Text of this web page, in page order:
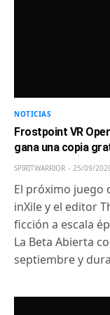
NOTICIAS
Frostpoint VR
gana una copia
SPIRITWARRIOR 25/09/
El próximo juego
inXile y el editor
ficción a escala
La Beta Abierta
septiembre y